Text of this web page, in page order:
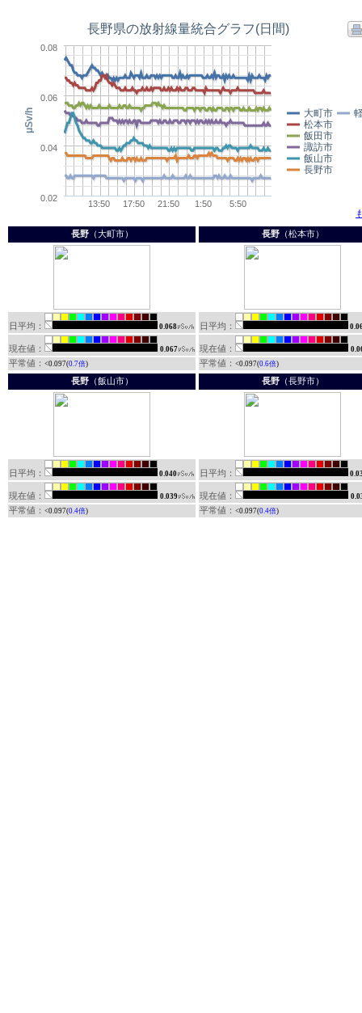
長野（大町市）
日平均： 0.068
現在値： 0.067
平常値： <0.097(0.7倍)
長野（松本市）
日平均：
現在値：
平常値： <0.097(0.6倍)
長野（飯山市）
日平均： 0.040
現在値： 0.039
平常値： <0.097(0.4倍)
長野（長野市）
日平均：
現在値：
平常値： <0.097(0.4倍)